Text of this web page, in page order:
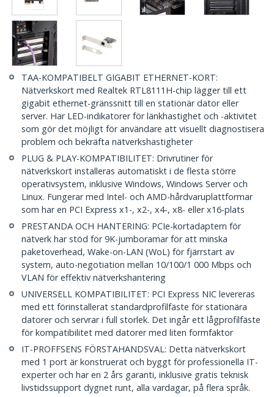
TAA-KOMPATIBELT GIGABIT ETHERNET-KORT:
Nätverkskort med Realtek RTL8111H-chip lägger till ett
gigabit ethernet-gränssnitt till en stationär dator eller
server. Har LED-indikatorer för länkhastighet och -aktivitet
som gör det möjligt för användare att visuellt diagnostisera
problem och bekräfta nätverkshastigheter
PLUG & PLAY-KOMPATIBILITET: Drivrutiner för
nätverkskort installeras automatiskt i de flesta större
operativsystem, inklusive Windows, Windows Server och
Linux. Fungerar med Intel- och AMD-hårdvaruplattformar
som har en PCI Express x1-, x2-, x4-, x8- eller x16-plats
PRESTANDA OCH HANTERING: PCIe-kortadaptern för
nätverk har stöd för 9K-jumboramar för att minska
paketoverhead, Wake-on-LAN (WoL) för fjärrstart av
system, auto-negotiation mellan 10/100/1 000 Mbps och
VLAN för effektiv nätverkshantering
UNIVERSELL KOMPATIBILITET: PCI Express NIC levereras
med ett förinstallerat standardprofilfäste för stationära
datorer och servrar i full storlek. Det ingår ett lågprofilfäste
för kompatibilitet med datorer med liten formfaktor
IT-PROFFSENS FÖRSTAHANDSVAL: Detta nätverkskort
med 1 port är konstruerat och byggt för professionella IT-
experter och har en 2 års garanti, inklusive gratis teknisk
livstidssupport dygnet runt, alla vardagar, på flera språk.